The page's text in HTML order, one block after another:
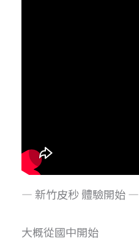
— 新竹皮秒 體驗開始 —
大概從國中開始